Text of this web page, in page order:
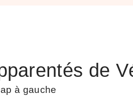
de
à gauche